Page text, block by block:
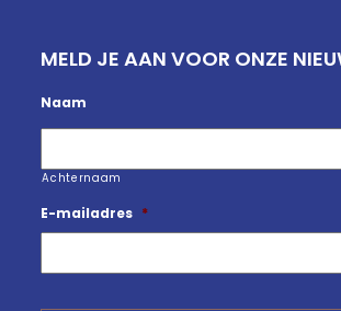
MELD JE AAN VOOR ONZE
Naam
Achternaam
E-mailadres *